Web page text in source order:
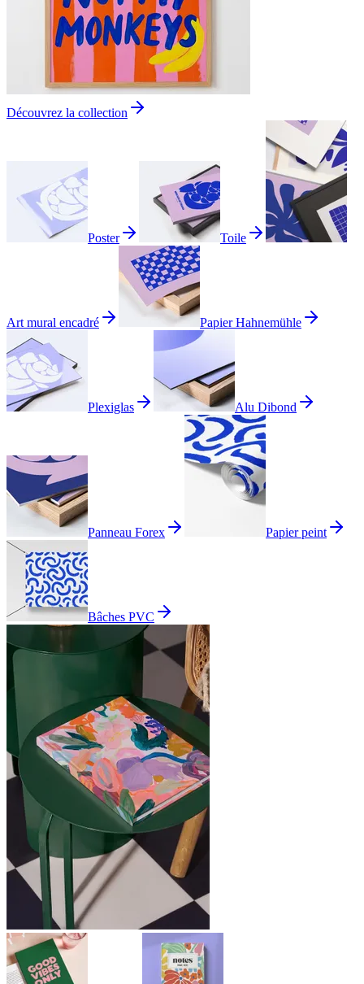
Découvrez la collection
Poster Toile
Art mural encadré Papier Hahnemühle
Plexiglas Alu Dibond
Panneau Forex Papier peint
Bâches PVC